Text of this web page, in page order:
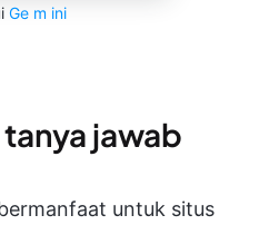
Ge m ini
jawab
untuk situs